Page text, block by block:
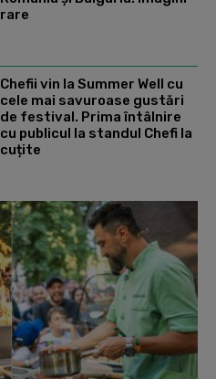
rare
Chefii vin la Summer Well cu
cele mai savuroase gustări
de festival. Prima întâlnire
cu publicul la standul Chefi la
cuțite